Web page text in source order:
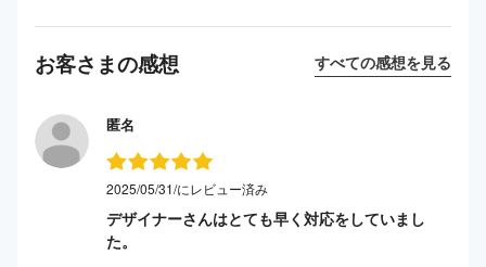
お客さまの感想 すべての感想を見る
匿名
2025/05/31/にレビュー済み
デザイナーさんはとても早く対応をしていまし
た。